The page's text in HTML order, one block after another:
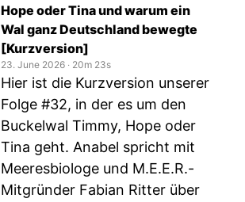
Hope oder Tina und warum ein
Wal ganz Deutschland bewegte
[Kurzversion]
23. June 2026 ‧ 20m 23s
Hier ist die Kurzversion unserer
Folge #32, in der es um den
Buckelwal Timmy, Hope oder
Tina geht. Anabel spricht mit
Meeresbiologe und M.E.E.R.-
Mitgründer Fabian Ritter über